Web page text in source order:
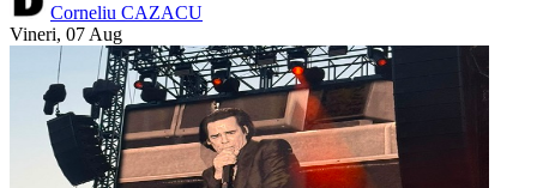
Corneliu CAZACU
Vineri, 07 Aug